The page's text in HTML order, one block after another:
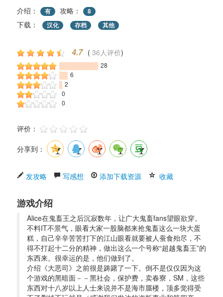
介绍：
有 攻略： 8
下载： 汉化 存档 其他
4.7 ( 36人评价)
28
6
2
0
0
评价：
分享到：
发攻略 写感想 添加下载资源 收藏
游戏介绍
Alice在鬼畜王之后沉寂数年，让广大鬼畜fans望眼欲穿。
不料IT不景气，眼看大家一股脑都来抢鬼畜这么一块大蛋
糕，自己辛辛苦苦打下的江山眼看就要被人蚕食殆尽，不
得不打起十二分的精神，做出这么一个号称“超越鬼畜王”的
东西来。很幸运的是，他们做到了。
介绍《大恶司》之前很是踌躇了一下。倒不是仅仅因为这
个游戏的黑暗面－－黑社会，保护费，卖春寮，SM，这些
东西对十八岁以上人士来说并不是海市蜃楼，顶多觉得受